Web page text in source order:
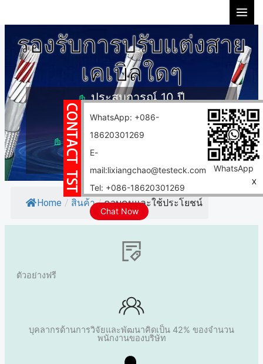
WhatsApp: +086-
18620301269
E-
mail:lixiangchao@testeck.com
Tel: +086-18620301269
Chat Now
WhatsApp
X
to
contentรองรับการปรับแต่งสาย
เคเบิลใดๆ
ประสบการณ์ 10 ปี
รองรับการปรับแต่ง
โรงงาน 10,000 ตารางเมตร
Home / สินค้า / ควบคุมและใช้ประโยชน์
ตัวอย่างฟรี
บุคลากรด้านการวิจัยและพัฒนาคิดเป็น 42% ของจำนวน
พนักงานของบริษัท